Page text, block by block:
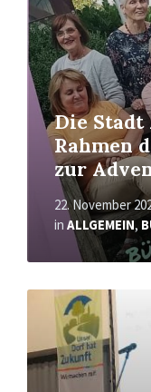
Die
Rahmen
zur
22. November
in ALLGEMEIN,
Mehr
erfahren